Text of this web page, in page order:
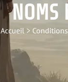
NOMS
Accueil >